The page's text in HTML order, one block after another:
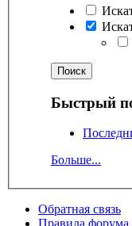
Быстрый
Больше...
Обратная связь